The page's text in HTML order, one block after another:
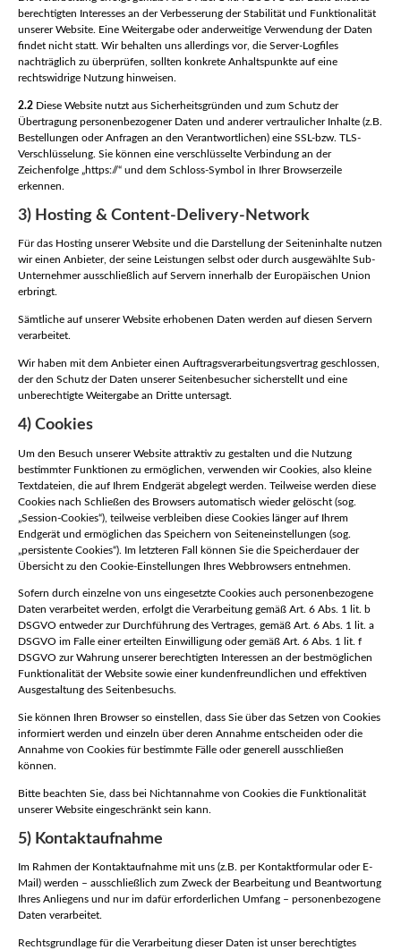
berechtigten Interesses an der Verbesserung der Stabilität und Funktionalität
unserer Website. Eine Weitergabe oder anderweitige Verwendung der Daten
findet nicht statt. Wir behalten uns allerdings vor, die Server-Logfiles
nachträglich zu überprüfen, sollten konkrete Anhaltspunkte auf eine
rechtswidrige Nutzung hinweisen.
2.2 Diese Website nutzt aus Sicherheitsgründen und zum Schutz der
Übertragung personenbezogener Daten und anderer vertraulicher Inhalte (z.B.
Bestellungen oder Anfragen an den Verantwortlichen) eine SSL-bzw. TLS-
Verschlüsselung. Sie können eine verschlüsselte Verbindung an der
Zeichenfolge „https://“ und dem Schloss-Symbol in Ihrer Browserzeile
erkennen.
3) Hosting & Content-Delivery-Network
Für das Hosting unserer Website und die Darstellung der Seiteninhalte nutzen
wir einen Anbieter, der seine Leistungen selbst oder durch ausgewählte Sub-
Unternehmer ausschließlich auf Servern innerhalb der Europäischen Union
erbringt.
Sämtliche auf unserer Website erhobenen Daten werden auf diesen Servern
verarbeitet.
Wir haben mit dem Anbieter einen Auftragsverarbeitungsvertrag geschlossen,
der den Schutz der Daten unserer Seitenbesucher sicherstellt und eine
unberechtigte Weitergabe an Dritte untersagt.
4) Cookies
Um den Besuch unserer Website attraktiv zu gestalten und die Nutzung
bestimmter Funktionen zu ermöglichen, verwenden wir Cookies, also kleine
Textdateien, die auf Ihrem Endgerät abgelegt werden. Teilweise werden diese
Cookies nach Schließen des Browsers automatisch wieder gelöscht (sog.
„Session-Cookies“), teilweise verbleiben diese Cookies länger auf Ihrem
Endgerät und ermöglichen das Speichern von Seiteneinstellungen (sog.
„persistente Cookies“). Im letzteren Fall können Sie die Speicherdauer der
Übersicht zu den Cookie-Einstellungen Ihres Webbrowsers entnehmen.
Sofern durch einzelne von uns eingesetzte Cookies auch personenbezogene
Daten verarbeitet werden, erfolgt die Verarbeitung gemäß Art. 6 Abs. 1 lit. b
DSGVO entweder zur Durchführung des Vertrages, gemäß Art. 6 Abs. 1 lit. a
DSGVO im Falle einer erteilten Einwilligung oder gemäß Art. 6 Abs. 1 lit. f
DSGVO zur Wahrung unserer berechtigten Interessen an der bestmöglichen
Funktionalität der Website sowie einer kundenfreundlichen und effektiven
Ausgestaltung des Seitenbesuchs.
Sie können Ihren Browser so einstellen, dass Sie über das Setzen von Cookies
informiert werden und einzeln über deren Annahme entscheiden oder die
Annahme von Cookies für bestimmte Fälle oder generell ausschließen
können.
Bitte beachten Sie, dass bei Nichtannahme von Cookies die Funktionalität
unserer Website eingeschränkt sein kann.
5) Kontaktaufnahme
Im Rahmen der Kontaktaufnahme mit uns (z.B. per Kontaktformular oder E-
Mail) werden – ausschließlich zum Zweck der Bearbeitung und Beantwortung
Ihres Anliegens und nur im dafür erforderlichen Umfang – personenbezogene
Daten verarbeitet.
Rechtsgrundlage für die Verarbeitung dieser Daten ist unser berechtigtes